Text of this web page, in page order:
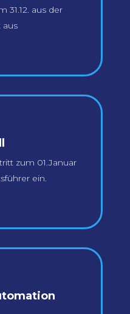
31.12. aus der
aus
zum 01.Januar
ein.